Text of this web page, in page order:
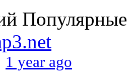
Популярные
1 year ago